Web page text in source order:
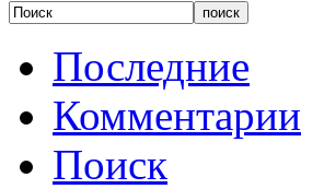
Последние
Комментарии
Поиск